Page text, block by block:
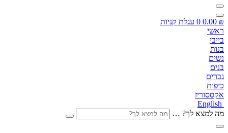
0.00
0 עגלת קניות
English
למצא לך? …